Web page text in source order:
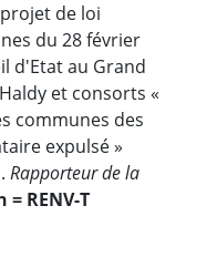
de loi
du 28 février
d'Etat au Grand
et consorts «
communes des
expulsé »
Rapporteur de la
= RENV-T